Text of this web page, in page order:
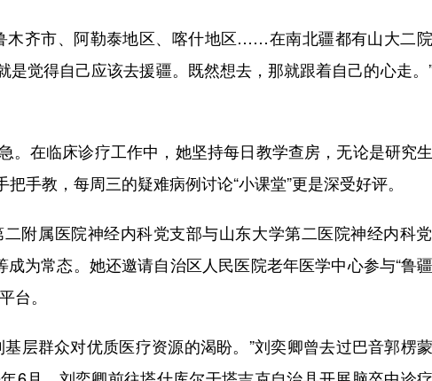
齐市、阿勒泰地区、喀什地区……在南北疆都有山大二
觉得自己应该去援疆。既然想去，那就跟着自己的心走。
在临床诊疗工作中，她坚持每日教学查房，无论是研究
手教，每周三的疑难病例讨论“小课堂”更是深受好评。
属医院神经内科党支部与山东大学第二医院神经内科
为常态。她还邀请自治区人民医院老年医学中心参与“鲁
台。
群众对优质医疗资源的渴盼。”刘奕卿曾去过巴音郭楞